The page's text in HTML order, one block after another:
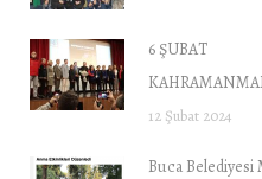
6 ŞUBAT
12 Şubat 2024
Buca